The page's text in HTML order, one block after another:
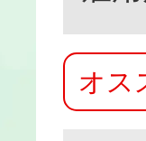
オス